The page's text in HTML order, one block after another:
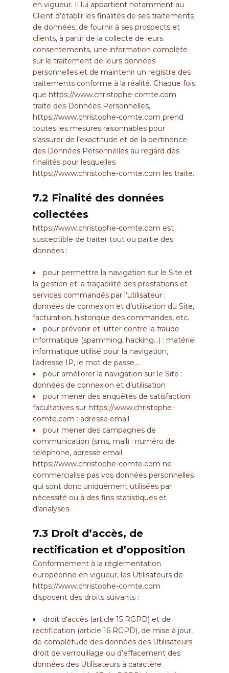
en vigueur. Il lui appartient notamment au
Client d’établir les finalités de ses traitements
de données, de fournir à ses prospects et
clients, à partir de la collecte de leurs
consentements, une information complète
sur le traitement de leurs données
personnelles et de maintenir un registre des
traitements conforme à la réalité. Chaque fois
que https://www.christophe-comte.com
traite des Données Personnelles,
https://www.christophe-comte.com prend
toutes les mesures raisonnables pour
s’assurer de l’exactitude et de la pertinence
des Données Personnelles au regard des
finalités pour lesquelles
https://www.christophe-comte.com les traite.
7.2 Finalité des données
collectées
https://www.christophe-comte.com est
susceptible de traiter tout ou partie des
données :
pour permettre la navigation sur le Site et
la gestion et la traçabilité des prestations et
services commandés par l’utilisateur :
données de connexion et d’utilisation du Site,
facturation, historique des commandes, etc.
pour prévenir et lutter contre la fraude
informatique (spamming, hacking…) : matériel
informatique utilisé pour la navigation,
l’adresse IP, le mot de passe…
pour améliorer la navigation sur le Site :
données de connexion et d’utilisation
pour mener des enquêtes de satisfaction
facultatives sur https://www.christophe-
comte.com : adresse email
pour mener des campagnes de
communication (sms, mail) : numéro de
téléphone, adresse email
https://www.christophe-comte.com ne
commercialise pas vos données personnelles
qui sont donc uniquement utilisées par
nécessité ou à des fins statistiques et
d’analyses.
7.3 Droit d’accès, de
rectification et d’opposition
Conformément à la réglementation
européenne en vigueur, les Utilisateurs de
https://www.christophe-comte.com
disposent des droits suivants :
droit d'accès (article 15 RGPD) et de
rectification (article 16 RGPD), de mise à jour,
de complétude des données des Utilisateurs
droit de verrouillage ou d’effacement des
données des Utilisateurs à caractère